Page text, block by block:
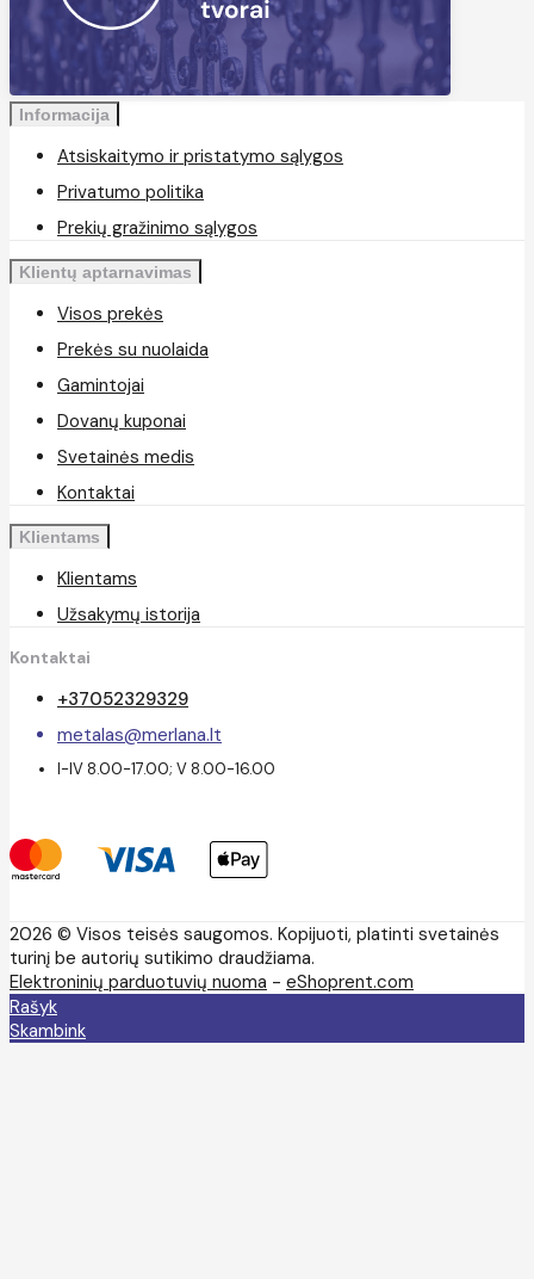
Informacija
Atsiskaitymo ir pristatymo sąlygos
Privatumo politika
Prekių gražinimo sąlygos
Klientų aptarnavimas
Visos prekės
Prekės su nuolaida
Gamintojai
Dovanų kuponai
Svetainės medis
Kontaktai
Klientams
Klientams
Užsakymų istorija
Kontaktai
+37052329329
metalas@merlana.lt
I-IV 8.00-17.00; V 8.00-16.00
2026 © Visos teisės saugomos. Kopijuoti, platinti svetainės
turinį be autorių sutikimo draudžiama.
Elektroninių parduotuvių nuoma - eShoprent.com
Rašyk
Skambink